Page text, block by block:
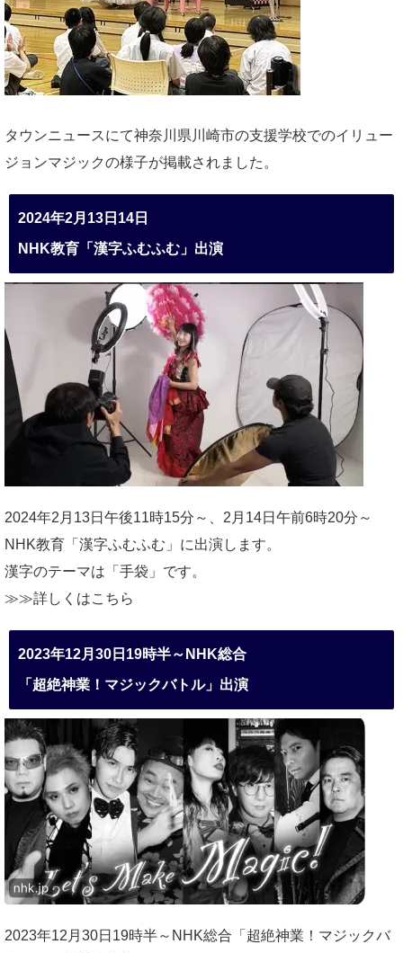
タウンニュースにて神奈川県川崎市の支援学校でのイリュー
ジョンマジックの様子が掲載されました。
2024年2月13日14日
NHK教育「漢字ふむふむ」出演
2024年2月13日午後11時15分～、2月14日午前6時20分～
NHK教育「漢字ふむふむ」に出演します。
漢字のテーマは「手袋」です。
≫≫詳しくはこちら
2023年12月30日19時半～NHK総合
「超絶神業！マジックバトル」出演
2023年12月30日19時半～NHK総合「超絶神業！マジックバ